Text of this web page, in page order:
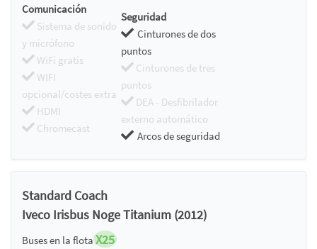
Comunicación
Sistema de sonido
y micrófono
WiFi gratis
WIFI
opcional/costes extra
HDMI
Chromecast
Seguridad
Cinturones de dos
puntos
Cinturones de tres
puntos
DEA - Desfibrilador
externo automático
Arcos de seguridad
Standard Coach
Iveco Irisbus Noge Titanium (2012)
Buses en la flota X25